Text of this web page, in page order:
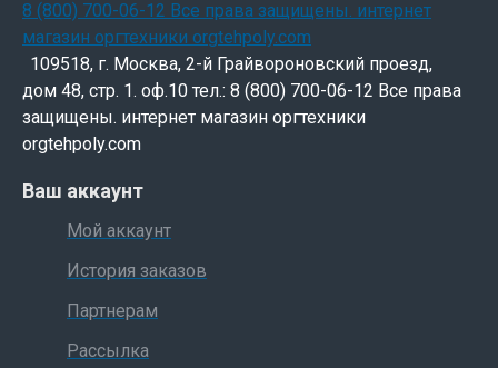
данной серии применяется мотор с увеличенным
ресурсом.
К достоинствам всех этих машин можно отнести
надёжный цепной привод со стальными
шестернями, системы полного автоматического
перегрева, переполнения и открытой дверцы, а
оптического датчика и функцию аварийного
останова при застревании бумаги. Имеется
распечаток. Основное назначение этих машин -
утилизация больших объёмов бумаг.
109518, г. Москва, 2-й Грайвороновский проезд,
дом 48, стр. 1. оф.10 тел.: 8 (800) 700-06-12 Все права
защищены. интернет магазин оргтехники
orgtehpoly.com
Ваш аккаунт
Мой аккаунт
История заказов
Партнерам
Рассылка